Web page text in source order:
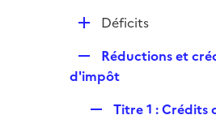
r
e
r
D
l
Déficits
e
l
Réductions et
d'impôt
Titre 1 : Crédits